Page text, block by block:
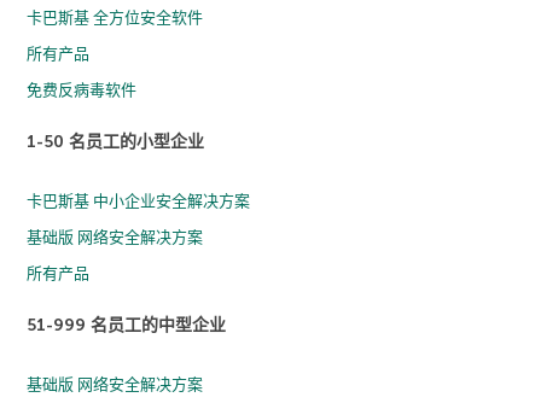
卡巴斯基 全方位安全软件
所有产品
免费反病毒软件
1-50 名员工的小型企业
卡巴斯基 中小企业安全解决方案
基础版 网络安全解决方案
所有产品
51-999 名员工的中型企业
基础版 网络安全解决方案